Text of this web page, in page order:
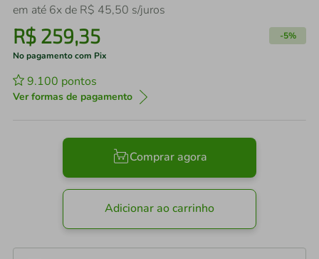
em até 6x de R$ 45,50 s/juros
R$ 259,35 -5%
No pagamento com Pix
9.100 pontos
Ver formas de pagamento
Comprar agora
Adicionar ao carrinho